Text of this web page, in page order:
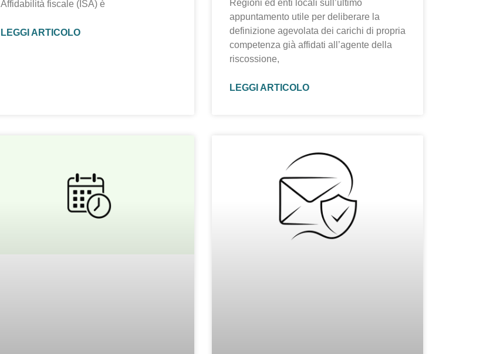
Affidabilità fiscale (ISA) è
LEGGI ARTICOLO
Regioni ed enti locali sull’ultimo
appuntamento utile per deliberare la
definizione agevolata dei carichi di propria
competenza già affidati all’agente della
riscossione,
LEGGI ARTICOLO